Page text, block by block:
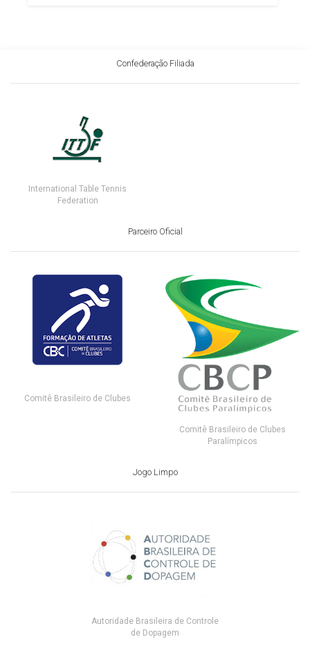
Confederação Filiada
International Table Tennis
Federation
Parceiro Oficial
Comitê Brasileiro de Clubes
Comitê Brasileiro de Clubes
Paralímpicos
Jogo Limpo
Autoridade Brasileira de Controle
de Dopagem